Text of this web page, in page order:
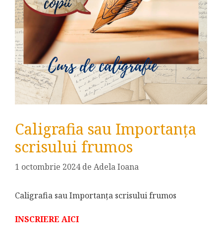
Caligrafia sau Importanța
scrisului frumos
1 octombrie 2024 de Adela Ioana
Caligrafia sau Importanța scrisului frumos
INSCRIERE AICI